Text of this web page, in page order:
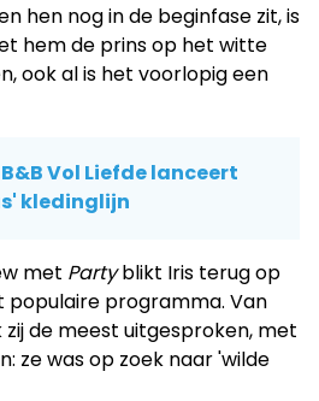
hen nog in de beginfase zit, is
hem de prins op het witte
ook al is het voorlopig een
Vol Liefde lanceert
kledinglijn
met Partyblikt Iris terug op
populaire programma. Van
de meest uitgesproken, met
ze was op zoek naar 'wilde